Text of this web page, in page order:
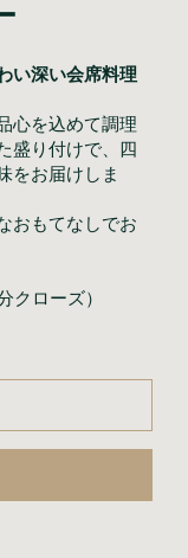
い深い会席料理
心を込めて調理
盛り付けで、四
をお届けしま
おもてなしでお
ローズ）